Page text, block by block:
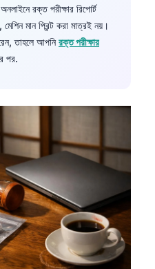
অনলাইনে রক্ত পরীক্ষার রিপোর্ট
, মেশিন মান প্রিন্ট করা মাত্রই নয়।
তাহলে আপনিরক্ত পরীক্ষার
পর.